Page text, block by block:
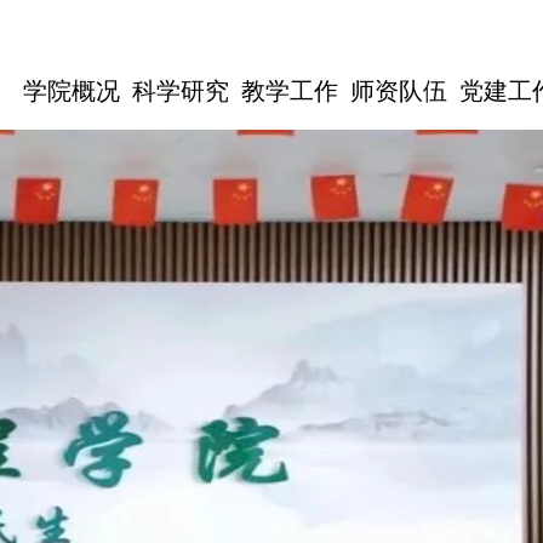
学院概况 科学研究 教学工作 师资队伍 党建工